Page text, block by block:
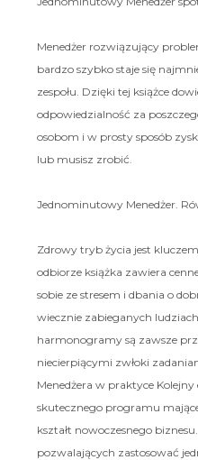
Menedżer rozwiązujący
bardzo szybko staje się
zespołu. Dzięki tej książce
odpowiedzialność za
osobom i w prosty sposób
lub musisz zrobić.
Jednominutowy Menedżer.
Zdrowy tryb życia jest
odbiorze książka zawiera
sobie ze stresem i dbania o
wiecznie zabieganych
harmonogramy są zawsze
niecierpiącymi zwłoki
Menedżera w praktyce
skutecznego programu
kształt nowoczesnego
pozwalających zastosować